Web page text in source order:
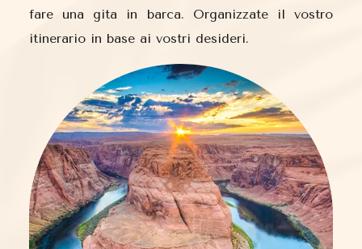
fare una gita in barca. Organizzate il vostro
itinerario in base ai vostri desideri.